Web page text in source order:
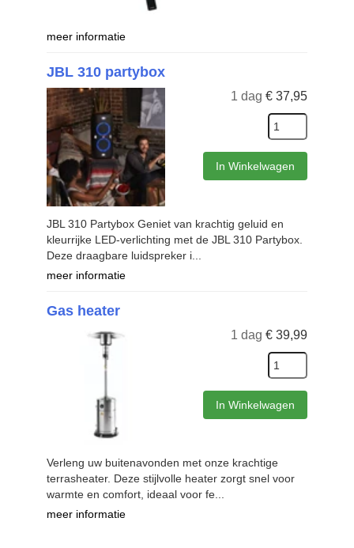
meer informatie
JBL 310 partybox
1 dag € 37,95
In Winkelwagen
JBL 310 Partybox Geniet van krachtig geluid en
kleurrijke LED-verlichting met de JBL 310 Partybox.
Deze draagbare luidspreker i...
meer informatie
Gas heater
1 dag € 39,99
In Winkelwagen
Verleng uw buitenavonden met onze krachtige
terrasheater. Deze stijlvolle heater zorgt snel voor
warmte en comfort, ideaal voor fe...
meer informatie